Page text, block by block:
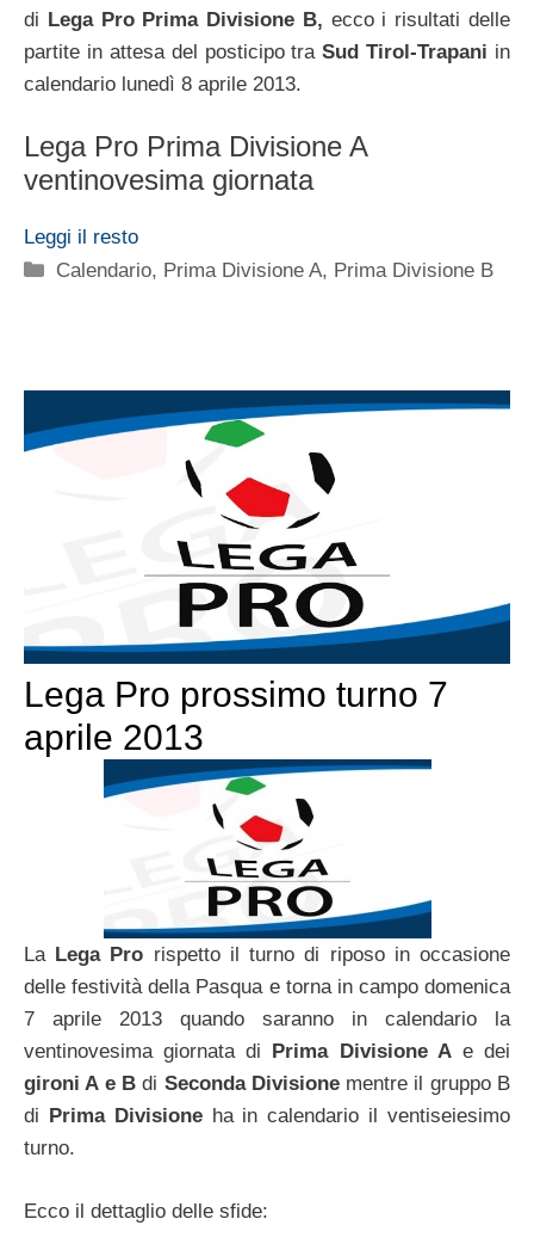
di Lega Pro Prima Divisione B, ecco i risultati delle
partite in attesa del posticipo traSud Tirol-Trapani in
calendario lunedì 8 aprile 2013.
Lega Pro Prima Divisione A
ventinovesima giornata
Leggi il resto
Categorie
Calendario, Prima Divisione A, Prima Divisione B
Lega Pro prossimo turno 7
aprile 2013
La Lega Pro rispetto il turno di riposo in occasione
delle festività della Pasqua e torna in campo domenica
7 aprile 2013 quando saranno in calendario la
ventinovesima giornata di
Prima Divisione Ae dei
gironi A e Bdi Seconda Divisionementre il gruppo B
di
Prima Divisioneha in calendario il ventiseiesimo
turno.
Ecco il dettaglio delle sfide: